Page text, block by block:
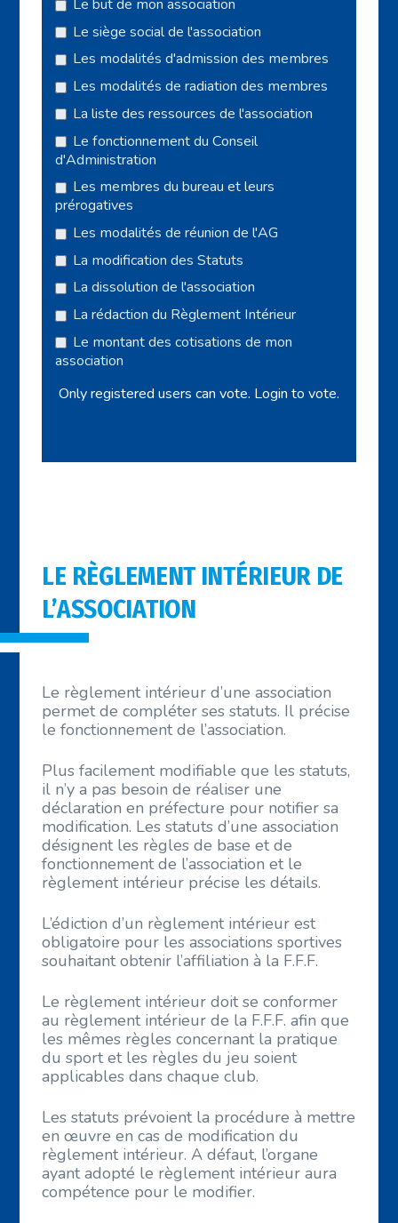
Le but de mon association
Le siège social de l'association
Les modalités d'admission des membres
Les modalités de radiation des membres
La liste des ressources de l'association
Le fonctionnement du Conseil
d'Administration
Les membres du bureau et leurs
prérogatives
Les modalités de réunion de l'AG
La modification des Statuts
La dissolution de l'association
La rédaction du Règlement Intérieur
Le montant des cotisations de mon
association
Only registered users can vote. Login to vote.
LE RÈGLEMENT INTÉRIEUR DE
L’ASSOCIATION
Le règlement intérieur d’une association
permet de compléter ses statuts. Il précise
le fonctionnement de l’association.
Plus facilement modifiable que les statuts,
il n’y a pas besoin de réaliser une
déclaration en préfecture pour notifier sa
modification. Les statuts d’une association
désignent les règles de base et de
fonctionnement de l’association et le
règlement intérieur précise les détails.
L’édiction d’un règlement intérieur est
obligatoire pour les associations sportives
souhaitant obtenir l’affiliation à la F.F.F.
Le règlement intérieur doit se conformer
au règlement intérieur de la F.F.F. afin que
les mêmes règles concernant la pratique
du sport et les règles du jeu soient
applicables dans chaque club.
Les statuts prévoient la procédure à mettre
en œuvre en cas de modification du
règlement intérieur. A défaut, l’organe
ayant adopté le règlement intérieur aura
compétence pour le modifier.